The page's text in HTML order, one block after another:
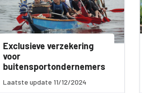
Exclusieve verzekering
voor
buitensportondernemers
Laatste update 11/12/2024